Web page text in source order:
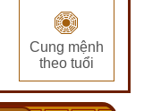
Cung mệnh
theo tuổi